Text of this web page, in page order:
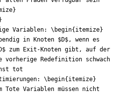
}
}
Variablen: \begin{ itemize}
in Knoten $D$, wenn es
D$ zum Exit-Knoten gibt, auf der
vorherige Redefinition schwach
\begin{ itemize}
Tote Variablen müssen nicht